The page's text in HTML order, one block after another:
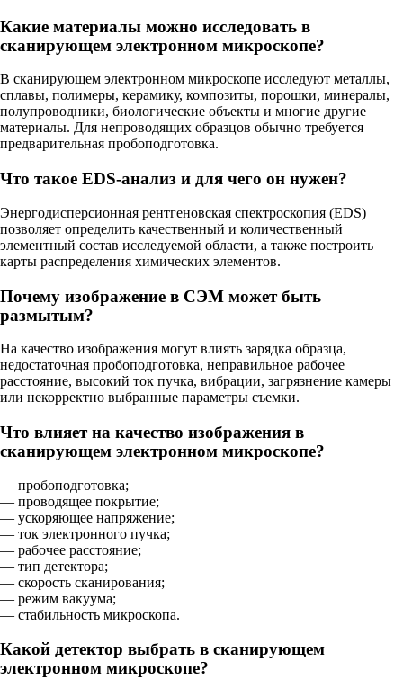
Какие материалы можно исследовать в
сканирующем электронном микроскопе?
В сканирующем электронном микроскопе исследуют металлы,
сплавы, полимеры, керамику, композиты, порошки, минералы,
полупроводники, биологические объекты и многие другие
материалы. Для непроводящих образцов обычно требуется
предварительная пробоподготовка.
Что такое EDS-анализ и для чего он нужен?
Энергодисперсионная рентгеновская спектроскопия (EDS)
позволяет определить качественный и количественный
элементный состав исследуемой области, а также построить
карты распределения химических элементов.
Почему изображение в СЭМ может быть
размытым?
На качество изображения могут влиять зарядка образца,
недостаточная пробоподготовка, неправильное рабочее
расстояние, высокий ток пучка, вибрации, загрязнение камеры
или некорректно выбранные параметры съемки.
Что влияет на качество изображения в
сканирующем электронном микроскопе?
— пробоподготовка;
— проводящее покрытие;
— ускоряющее напряжение;
— ток электронного пучка;
— рабочее расстояние;
— тип детектора;
— скорость сканирования;
— режим вакуума;
— стабильность микроскопа.
Какой детектор выбрать в сканирующем
электронном микроскопе?